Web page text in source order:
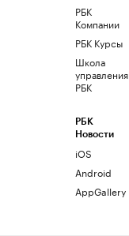
РБК
Компании
РБК Курсы
Школа
управления
РБК
РБК
Новости
iOS
Android
AppGallery